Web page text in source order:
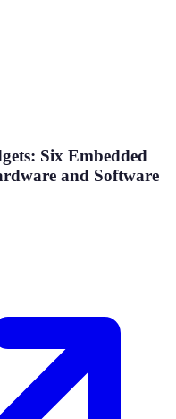
Six Embedded
and Software